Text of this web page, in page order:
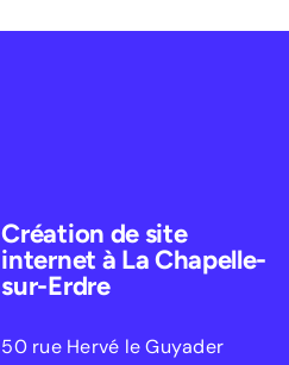
Création de site
internet à La Chapelle-
sur-Erdre
50 rue Hervé le Guyader